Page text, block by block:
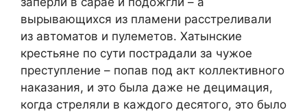
вырывающихся из пламени расстреливали
из автоматов и пулеметов. Хатынские
крестьяне по сути пострадали за чужое
преступление – попав под акт коллективного
наказания, и это была даже не децимация,
когда стреляли в каждого десятого, это было